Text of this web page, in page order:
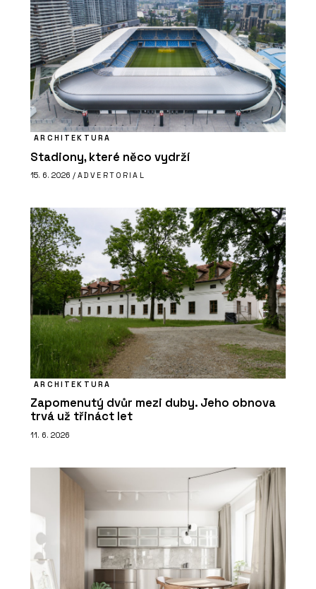
ARCHITEKTURA
Stadiony, které něco vydrží
15. 6. 2026 / ADVERTORIAL
ARCHITEKTURA
Zapomenutý dvůr mezi duby. Jeho obnova
trvá už třináct let
11. 6. 2026